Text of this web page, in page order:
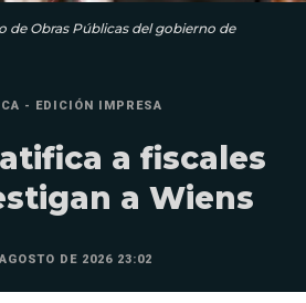
Obras Públicas del gobierno de
- EDICIÓN IMPRESA
a fiscales
a Wiens
DE 2026 23:02